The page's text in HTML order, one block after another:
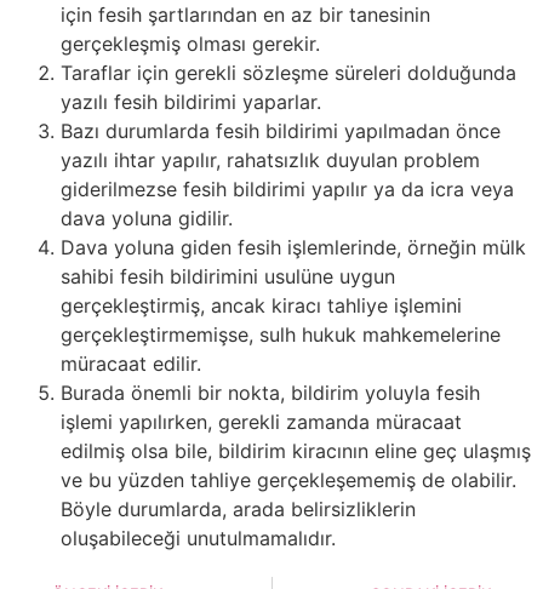
için fesih şartlarından en az bir tanesinin
gerçekleşmiş olması gerekir.
Taraflar için gerekli sözleşme süreleri dolduğunda
yazılı fesih bildirimi yaparlar.
Bazı durumlarda fesih bildirimi yapılmadan önce
yazılı ihtar yapılır, rahatsızlık duyulan problem
giderilmezse fesih bildirimi yapılır ya da icra veya
dava yoluna gidilir.
Dava yoluna giden fesih işlemlerinde, örneğin mülk
sahibi fesih bildirimini usulüne uygun
gerçekleştirmiş, ancak kiracı tahliye işlemini
gerçekleştirmemişse, sulh hukuk mahkemelerine
müracaat edilir.
Burada önemli bir nokta, bildirim yoluyla fesih
işlemi yapılırken, gerekli zamanda müracaat
edilmiş olsa bile, bildirim kiracının eline geç ulaşmış
ve bu yüzden tahliye gerçekleşememiş de olabilir.
Böyle durumlarda, arada belirsizliklerin
oluşabileceği unutulmamalıdır.